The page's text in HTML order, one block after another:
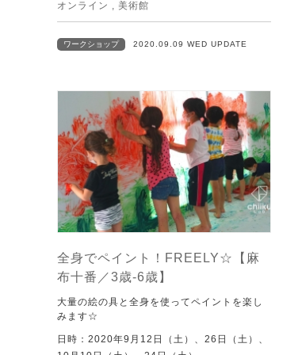
オンライン , 美術館
ワークショップ 2020.09.09 WED UPDATE
全身でペイント！FREELY☆【麻
布十番／3歳-6歳】
大量の絵の具と全身を使ってペイントを楽し
みます☆
日時：2020年9月12日（土）、26日（土）、